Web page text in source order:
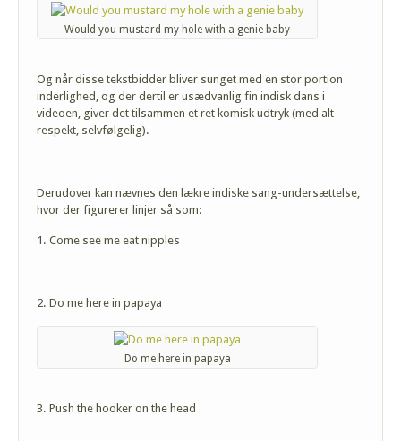
Would you mustard my hole with a genie baby
Og når disse tekstbidder bliver sunget med en stor portion
inderlighed, og der dertil er usædvanlig fin indisk dans i
videoen, giver det tilsammen et ret komisk udtryk (med alt
respekt, selvfølgelig).
Derudover kan nævnes den lækre indiske sang-undersættelse,
hvor der figurerer linjer så som:
1. Come see me eat nipples
2. Do me here in papaya
Do me here in papaya
3. Push the hooker on the head